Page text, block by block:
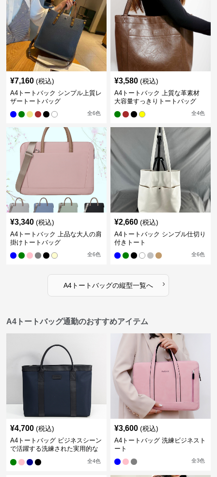
¥7,160 (税込)
A4トートバック シンプル上質レ
ザートートバッグ
全6色
¥3,580 (税込)
A4トートバック 上質な革素材
大容量すっきりトートバッグ
全4色
¥3,340 (税込)
A4トートバック 上品な大人の肩
掛けトートバッグ
全6色
¥2,660 (税込)
A4トートバック シンプル仕切り
付きトート
全6色
A4トートバッグの縦型一覧へ ›
A4トートバッグ通勤のおすすめアイテム
¥4,700 (税込)
A4トートバッグ ビジネスシーン
で活躍する洗練された実用的な
全4色
¥3,600 (税込)
A4トートバッグ 洗練ビジネスト
ート
全3色